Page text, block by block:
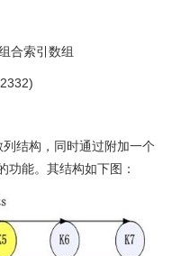
合索引数组
结构，同时通过附加一个
功能。其结构如下图：